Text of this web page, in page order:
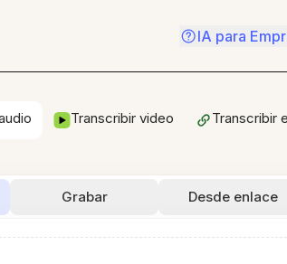
IA para
Transcribir video Transcribir
Grabar Desde enlace